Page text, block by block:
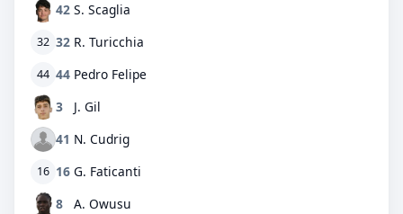
42 S. Scaglia
32 32 R. Turicchia
44 44 Pedro Felipe
3
J. Gil
41 N. Cudrig
16 16 G. Faticanti
8
A. Owusu